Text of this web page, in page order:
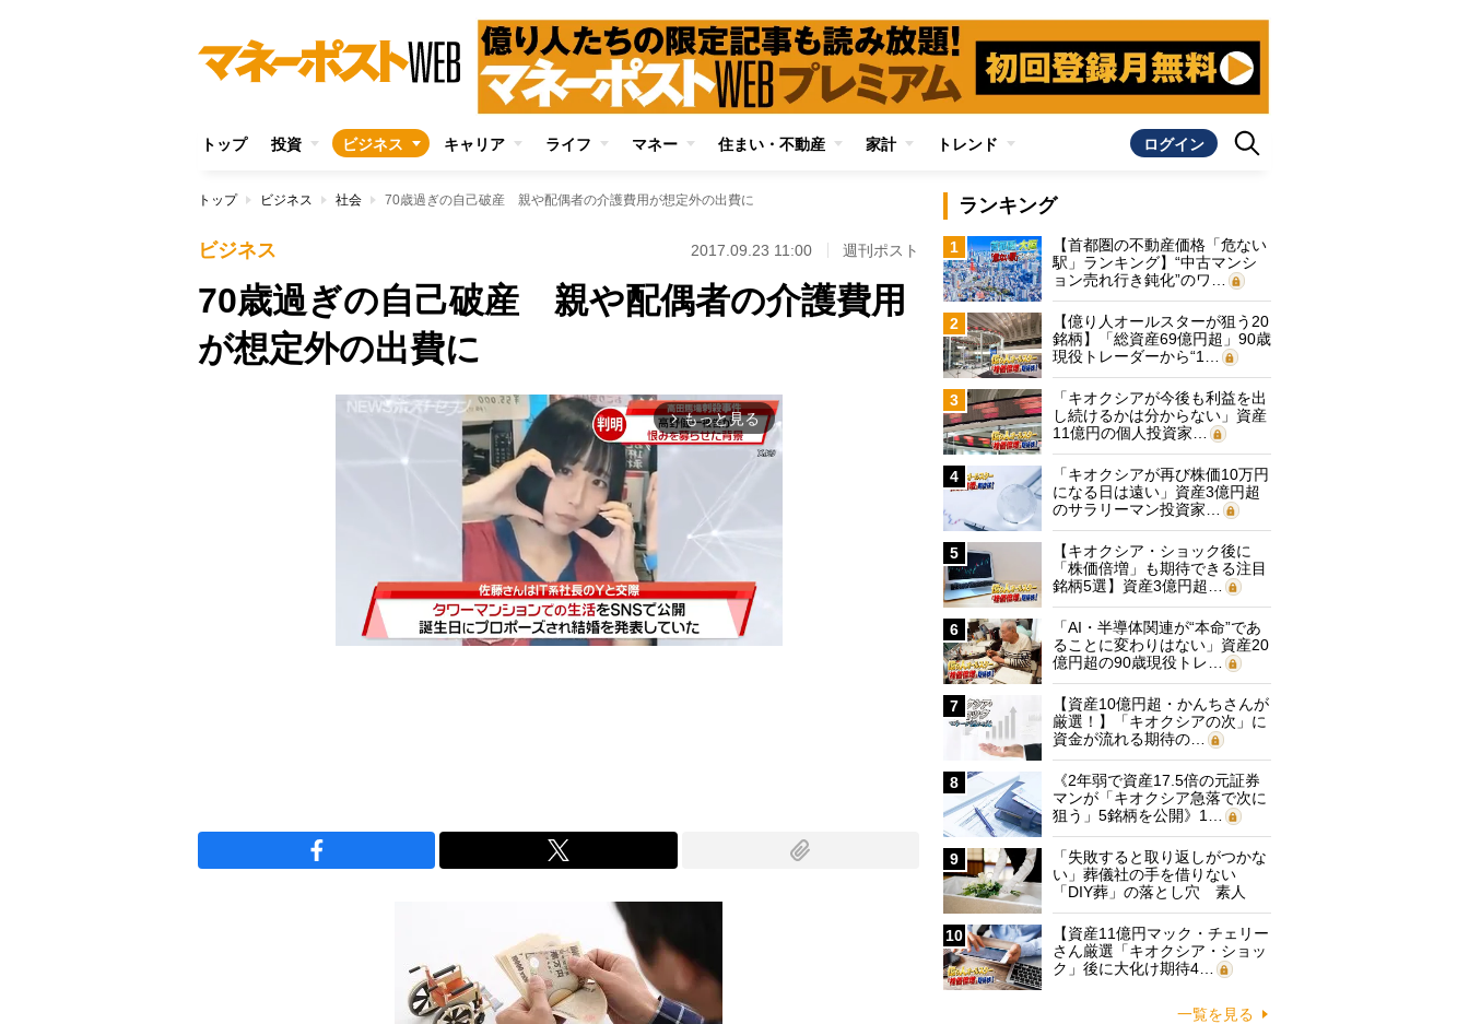
トップ 投資 ビジネス キャリア ライフ マネー 住まい・不動産 家計 トレンド ログイン
トップ ビジネス 社会 70歳過ぎの自己破産 親や配偶者の介護費用が想定外の出費に
ビジネス 2017.09.23 11:00 週刊ポスト
70歳過ぎの自己破産 親や配偶者の介護費用
が想定外の出費に
arrow_forward_ios もっと見る
ランキング
1
【首都圏の不動産価格「危ない
駅」ランキング】“中古マンシ
ョン売れ行き鈍化”のワ…
2
【億り人オールスターが狙う20
銘柄】「総資産69億円超」90歳
現役トレーダーから“1…
3
「キオクシアが今後も利益を出
し続けるかは分からない」資産
11億円の個人投資家…
4
「キオクシアが再び株価10万円
になる日は遠い」資産3億円超
のサラリーマン投資家…
5
【キオクシア・ショック後に
「株価倍増」も期待できる注目
銘柄5選】資産3億円超…
6
「AI・半導体関連が“本命”であ
ることに変わりはない」資産20
億円超の90歳現役トレ…
7
【資産10億円超・かんちさんが
厳選！】「キオクシアの次」に
資金が流れる期待の…
8
《2年弱で資産17.5倍の元証券
マンが「キオクシア急落で次に
狙う」5銘柄を公開》1…
9
「失敗すると取り返しがつかな
い」葬儀社の手を借りない
「DIY葬」の落とし穴 素人
に…
10
【資産11億円マック・チェリー
さん厳選「キオクシア・ショッ
ク」後に大化け期待4…
一覧を見る